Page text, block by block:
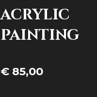
acrylic
painting
€ 85,00